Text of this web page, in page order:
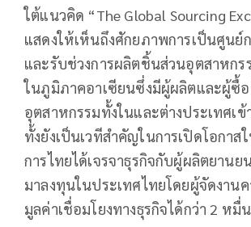
ใต้แนวคิด “The Global Sourcing
แสดงให้เห็นถึงศักยภาพการเป็นศูนย์
และรับช่วงการผลิตชิ้นส่วนอุตสาหก
ในภูมิภาคอาเซียนซึ่งมีผู้ผลิตและผู้ซื้
อุตสาหกรรมทั้งในและต่างประเทศเข้
ทั้งยังเป็นเวทีสำคัญในการเปิดโอกาส
การไทยได้เจรจาธุรกิจกับผู้ผลิตยานย
มาลงทุนในประเทศไทยโดยผู้จัดงานค
มูลค่าเชื่อมโยงทางธุรกิจได้กว่า 2 หมื่